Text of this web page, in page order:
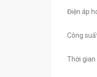
Điện áp
Công
Thời gian